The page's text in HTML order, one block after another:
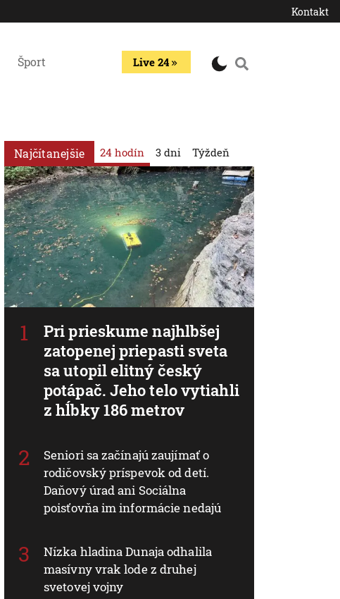
Kontakt
Šport Live 24
Najčítanejšie 24 hodín
Pri prieskume najhlbšej
zatopenej priepasti sveta
sa utopil elitný český
potápač. Jeho telo vytiahli
z hĺbky 186 metrov
Seniori sa začínajú zaujímať o
rodičovský príspevok od detí.
Daňový úrad ani Sociálna
poisťovňa im informácie nedajú
Nízka hladina Dunaja odhalila
masívny vrak lode z druhej
svetovej vojny
3 dni Týždeň